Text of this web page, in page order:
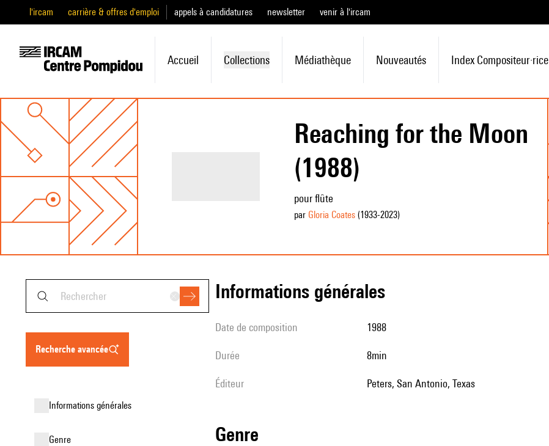
l'ircam carrière & offres d'emploi appels à candidatures newsletter venir à l'ircam
Accueil Collections Médiathèque Nouveautés Index Compositeur·rice
Reaching for the Moon
(1988)
pour flûte
par Gloria Coates(1933-2023)
recherche avancée
informations générales
genre
informations générales
date de composition 1988
durée 8min
éditeur Peters, San Antonio, Texas
genre